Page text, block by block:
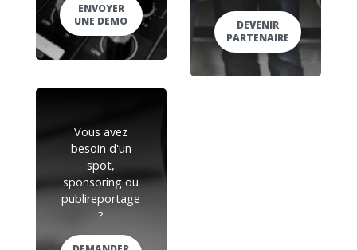
ENVOYER
UNE DEMO
DEVENIR
PARTENAIRE
Vous avez
besoin d'un
spot,
sponsoring ou
publireportage
?